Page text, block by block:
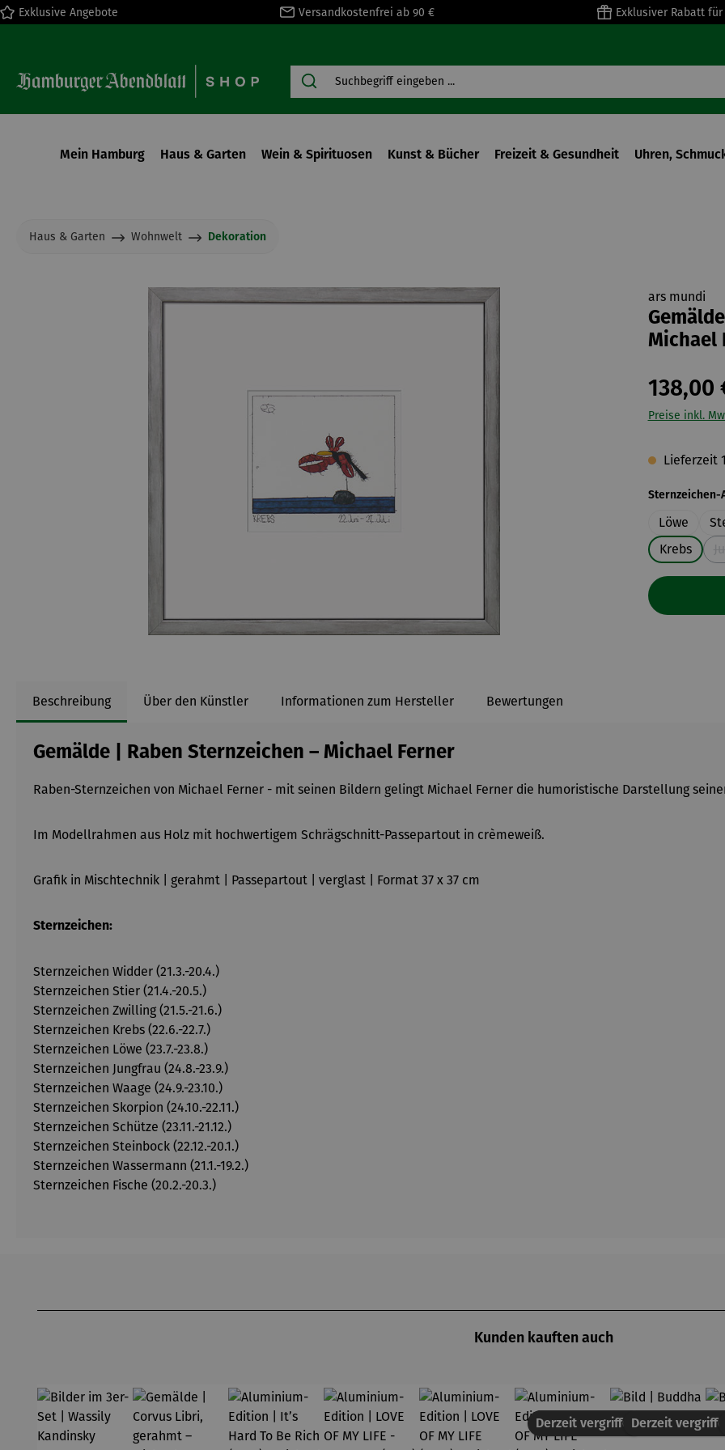
Zur Hauptnavigation springen
Exklusive Angebote Versandkostenfrei ab 90 € Exklusiver Rabatt
Mein Hamburg Haus & Garten Wein & Spirituosen Kunst & Bücher Freizeit & Gesundheit Uhren,
Haus & Garten Wohnwelt Dekoration
ars mundi
Michael
138,00
Preise inkl.
Lieferzeit
Sternzeichen-
Löwe
Krebs
Beschreibung Über den Künstler Informationen zum Hersteller Bewertungen
Gemälde | Raben Sternzeichen – Michael Ferner
Raben-Sternzeichen von Michael Ferner - mit seinen Bildern gelingt Michael Ferner die humoristische Darstellung
Im Modellrahmen aus Holz mit hochwertigem Schrägschnitt-Passepartout in crèmeweiß.
Grafik in Mischtechnik | gerahmt | Passepartout | verglast | Format 37 x 37 cm
Sternzeichen:
Sternzeichen Widder (21.3.-20.4.)
Sternzeichen Stier (21.4.-20.5.)
Sternzeichen Zwilling (21.5.-21.6.)
Sternzeichen Krebs (22.6.-22.7.)
Sternzeichen Löwe (23.7.-23.8.)
Sternzeichen Jungfrau (24.8.-23.9.)
Sternzeichen Waage (24.9.-23.10.)
Sternzeichen Skorpion (24.10.-22.11.)
Sternzeichen Schütze (23.11.-21.12.)
Sternzeichen Steinbock (22.12.-20.1.)
Sternzeichen Wassermann (21.1.-19.2.)
Sternzeichen Fische (20.2.-20.3.)
Kunden kauften auch
Derzeit vergriffenDerzeit